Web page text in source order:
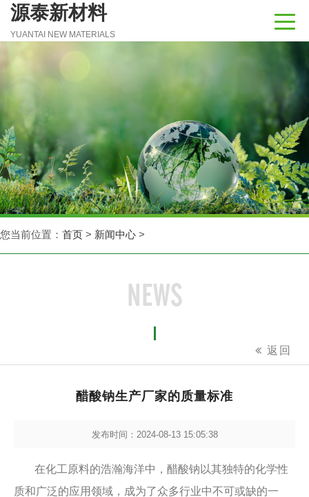
源泰新材料
YUANTAI NEW MATERIALS
您当前位置： 首页 > 新闻中心 >
NEWS
返回
醋酸钠生产厂家的质量标准
发布时间：2024-08-13 15:05:38
在化工原料的浩瀚海洋中，醋酸钠以其独特的化学性
质和广泛的应用领域，成为了众多行业中不可或缺的一